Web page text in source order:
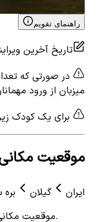
راهنمای تقویم
تاریخ آخرین
در صورتی که
میزبان از ورود
برای یک کودک زیر ۵ سال هزینه دریافت
موقعیت
ایران گیلان
بره
موقعیت مکانی دقیق پس از رزرو نمایش داده می‌شود.